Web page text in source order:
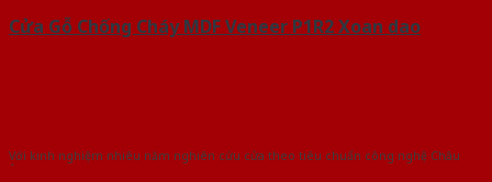
Cửa Gỗ Chống Cháy MDF Veneer P1R2 Xoan dao
Với kinh nghiệm nhiêu năm nghiên cứu cửa theo tiêu chuẩn công nghệ Châu
Âu.Chúng tôi tự tin là nhà sản xuất & cung cấp hàng đầu tại Việt Nam!